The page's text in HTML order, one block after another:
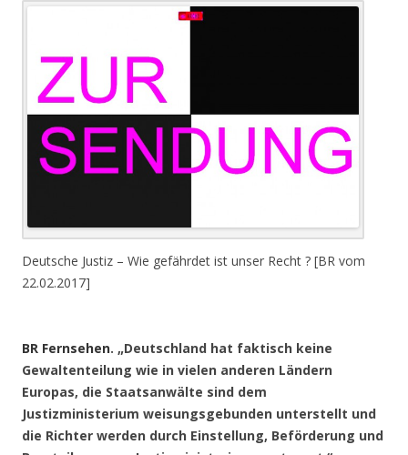
Deutsche Justiz – Wie gefährdet ist unser Recht ? [BR vom
22.02.2017]
BR Fernsehen. „Deutschland hat faktisch keine
Gewaltenteilung wie in vielen anderen Ländern
Europas, die Staatsanwälte sind dem
Justizministerium weisungsgebunden unterstellt und
die Richter werden durch Einstellung, Beförderung und